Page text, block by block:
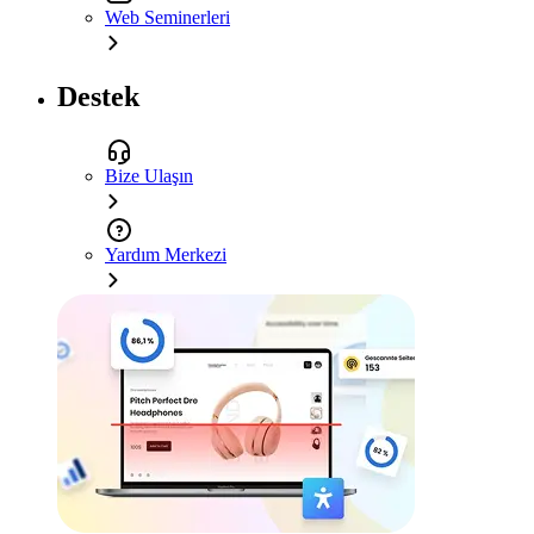
Web Seminerleri
Destek
Bize Ulaşın
Yardım Merkezi